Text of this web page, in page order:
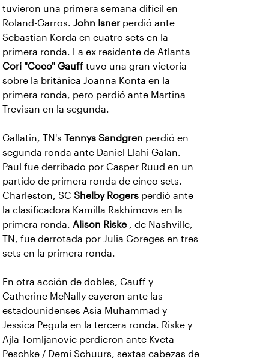
tuvieron una primera semana difícil en
Roland-Garros. John Isner perdió ante
Sebastian Korda en cuatro sets en la
primera ronda. La ex residente de Atlanta
Cori "Coco" Gauff tuvo una gran victoria
sobre la británica Joanna Konta en la
primera ronda, pero perdió ante Martina
Trevisan en la segunda.
Gallatin, TN's Tennys Sandgren perdió en
segunda ronda ante Daniel Elahi Galan.
Paul fue derribado por Casper Ruud en un
partido de primera ronda de cinco sets.
Charleston, SC Shelby Rogers perdió ante
la clasificadora Kamilla Rakhimova en la
primera ronda. Alison Riske , de Nashville,
TN, fue derrotada por Julia Goreges en tres
sets en la primera ronda.
En otra acción de dobles, Gauff y
Catherine McNally cayeron ante las
estadounidenses Asia Muhammad y
Jessica Pegula en la tercera ronda. Riske y
Ajla Tomljanovic perdieron ante Kveta
Peschke / Demi Schuurs, sextas cabezas de